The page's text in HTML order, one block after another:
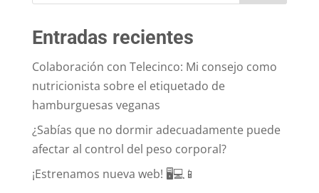
Entradas recientes
Colaboración con Telecinco: Mi consejo como
nutricionista sobre el etiquetado de
hamburguesas veganas
¿Sabías que no dormir adecuadamente puede
afectar al control del peso corporal?
¡Estrenamos nueva web! 🖥💻📱